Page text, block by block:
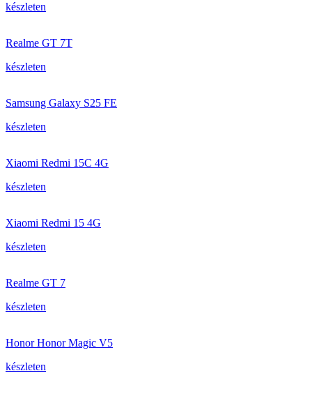
készleten
Realme GT 7T
készleten
Samsung Galaxy S25 FE
készleten
Xiaomi Redmi 15C 4G
készleten
Xiaomi Redmi 15 4G
készleten
Realme GT 7
készleten
Honor Honor Magic V5
készleten